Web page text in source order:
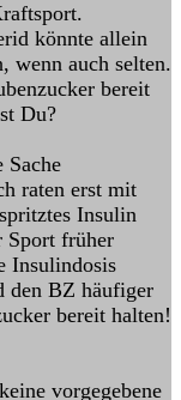
könnte allein
wenn auch selten.
bereit
Du?
Sache
raten erst mit
Insulin
Sport früher
Insulindosis
den BZ häufiger
bereit halten!
vorgegebene